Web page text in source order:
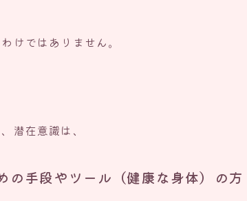
けではありません。
潜在意識は、
の手段やツール（健康な身体）の方